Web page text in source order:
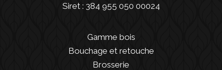
Siret : 384 955 050 00024
Gamme bois
Bouchage et retouche
Brosserie